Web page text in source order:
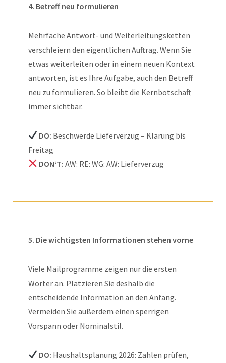
4. Betreff neu formulieren
Mehrfache Antwort- und Weiterleitungsketten
verschleiern den eigentlichen Auftrag. Wenn Sie
etwas weiterleiten oder in einem neuen Kontext
antworten, ist es Ihre Aufgabe, auch den Betreff
neu zu formulieren. So bleibt die Kernbotschaft
immer sichtbar.
DO: Beschwerde Lieferverzug – Klärung bis
Freitag
DON‘T:AW: RE: WG: AW: Lieferverzug
5. Die wichtigsten Informationen stehen vorne
Viele Mailprogramme zeigen nur die ersten
Wörter an. Platzieren Sie deshalb die
entscheidende Information an den Anfang.
Vermeiden Sie außerdem einen sperrigen
Vorspann oder Nominalstil.
DO: Haushaltsplanung 2026: Zahlen prüfen,